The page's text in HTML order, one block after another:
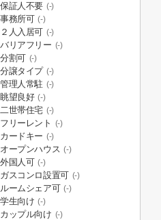
保証人不要 (-)
事務所可 (-)
２人入居可 (-)
バリアフリー (-)
分割可 (-)
分譲タイプ (-)
管理人常駐 (-)
眺望良好 (-)
二世帯住宅 (-)
フリーレント (-)
カードキー (-)
オープンハウス (-)
外国人可 (-)
ガスコンロ設置可 (-)
ルームシェア可 (-)
学生向け (-)
カップル向け (-)